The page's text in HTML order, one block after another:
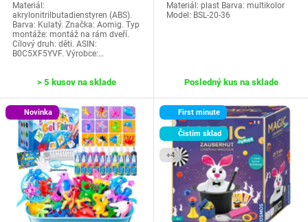
Materiál:
akrylonitrilbutadienstyren (ABS).
Barva: Kulatý. Značka: Aomig. Typ
montáže: montáž na rám dveří.
Cílový druh: děti. ASIN:
B0C5XF5YVF. Výrobce:…
> 5 kusov na sklade
Materiál: plast Barva: multikolor
Model: BSL-20-36
Posledný kus na sklade
Novinka First minute
Čistím sklad
+4